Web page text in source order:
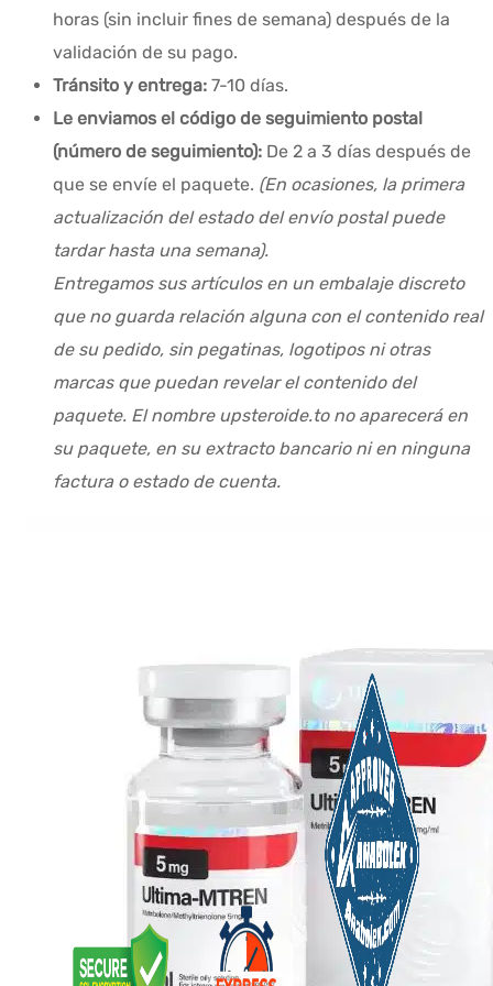
horas (sin incluir fines de semana) después de la
validación de su pago.
Tránsito y entrega: 7-10 días.
Le enviamos el código de seguimiento postal
(número de seguimiento): De 2 a 3 días después de
que se envíe el paquete. (En ocasiones, la primera
actualización del estado del envío postal puede
tardar hasta una semana).
Entregamos sus artículos en un embalaje discreto
que no guarda relación alguna con el contenido real
de su pedido, sin pegatinas, logotipos ni otras
marcas que puedan revelar el contenido del
paquete. El nombre upsteroide.to no aparecerá en
su paquete, en su extracto bancario ni en ninguna
factura o estado de cuenta.